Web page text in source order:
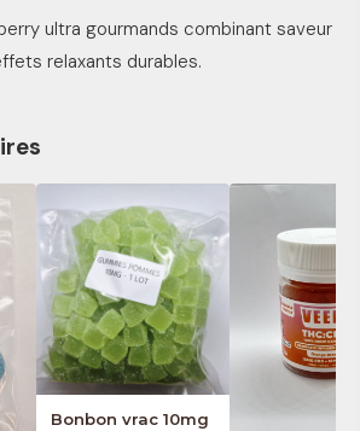
ultra gourmands combinant saveur
relaxants durables.
Bonbon vrac 10mg